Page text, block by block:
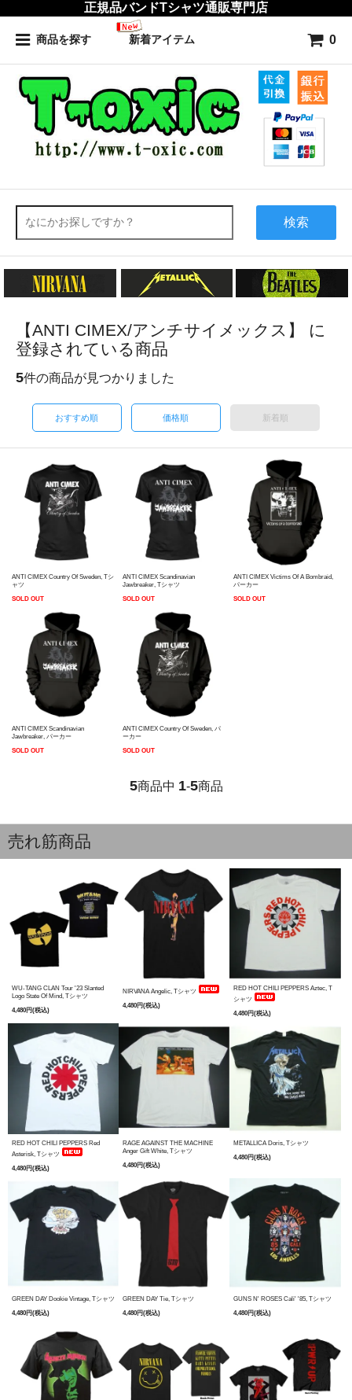
正規品バンドTシャツ通販専門店
商品を探す 新着アイテム 0
検索
【ANTI CIMEX/アンチサイメックス】 に
登録されている商品
5件の商品が見つかりました
おすすめ順 価格順 新着順
ANTI CIMEX Country Of Sweden, Tシ
ャツ
SOLD OUT
ANTI CIMEX Scandinavian
Jawbreaker, Tシャツ
SOLD OUT
ANTI CIMEX Victims Of A Bombraid,
パーカー
SOLD OUT
ANTI CIMEX Scandinavian
Jawbreaker, パーカー
SOLD OUT
ANTI CIMEX Country Of Sweden, パ
ーカー
SOLD OUT
5商品中 1-5商品
売れ筋商品
WU-TANG CLAN Tour '23 Slanted
Logo State Of Mind, Tシャツ
4,480円(税込)
NIRVANA Angelic, Tシャツ
4,480円(税込)
RED HOT CHILI PEPPERS Aztec, T
シャツ
4,480円(税込)
RED HOT CHILI PEPPERS Red
Asterisk, Tシャツ
4,480円(税込)
RAGE AGAINST THE MACHINE
Anger Gift White, Tシャツ
4,480円(税込)
METALLICA Doris, Tシャツ
4,480円(税込)
GREEN DAY Dookie Vintage, Tシャツ
4,480円(税込)
GREEN DAY Tie, Tシャツ
4,480円(税込)
GUNS N' ROSES Cali' '85, Tシャツ
4,480円(税込)